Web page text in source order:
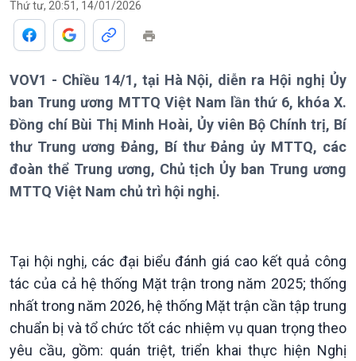
Giới thiệu
Thời sự
Thời sự 6h
Thời sự 12h
Bản tin
Chuyên mục
Theo dòng Thời sự
Thứ tư, 20:51, 14/01/2026
VOV1 - Chiều 14/1, tại Hà Nội, diễn ra Hội nghị Ủy
ban Trung ương MTTQ Việt Nam lần thứ 6, khóa X.
Đồng chí Bùi Thị Minh Hoài, Ủy viên Bộ Chính trị, Bí
thư Trung ương Đảng, Bí thư Đảng ủy MTTQ, các
đoàn thể Trung ương, Chủ tịch Ủy ban Trung ương
MTTQ Việt Nam chủ trì hội nghị.
Tại hội nghị, các đại biểu đánh giá cao kết quả công
tác của cả hệ thống Mặt trận trong năm 2025; thống
nhất trong năm 2026, hệ thống Mặt trận cần tập trung
chuẩn bị và tổ chức tốt các nhiệm vụ quan trọng theo
yêu cầu, gồm: quán triệt, triển khai thực hiện Nghị